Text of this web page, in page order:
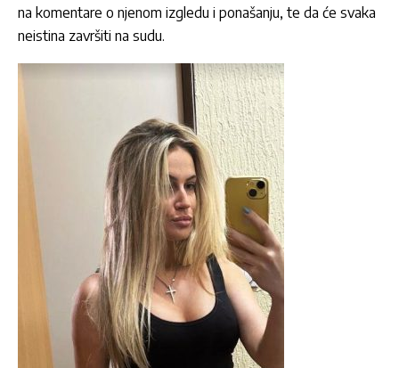
na komentare o njenom izgledu i ponašanju, te da će svaka
neistina završiti na sudu.